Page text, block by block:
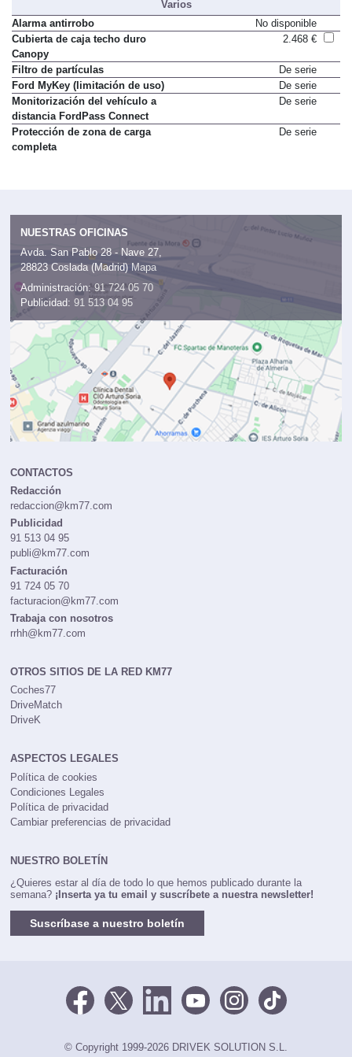
Varios
Alarma antirrobo
No disponible
Cubierta de caja techo duro
Canopy
Filtro de partículas
De serie
Ford MyKey (limitación de uso)
De serie
Monitorización del vehículo a
distancia FordPass Connect
Protección de zona de carga
NUESTRAS OFICINAS
Avda. San Pablo 28 - Nave 27,
28823 Coslada (Madrid)
Mapa
Administración:91 724 05 70
Publicidad:
CONTACTOS
Redacción
redaccion@km77.com
Publicidad
91 513 04 95
publi@km77.com
Facturación
91 724 05 70
facturacion@km77.com
Trabaja con nosotros
OTROS SITIOS DE LA RED KM77
Coches77
DriveMatch
ASPECTOS LEGALES
Política de cookies
Condiciones Legales
Política de privacidad
¿Quieres estar al día de todo lo que hemos publicado durante la
Suscríbase a nuestro boletín